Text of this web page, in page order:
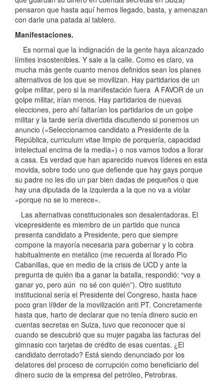
pensaron que hasta aquí hemos llegado, basta, y amenazan
con darle una patada al tablero.
Manifestaciones.
Es normal que la indignación de la gente haya alcanzado
límites insostenibles. Y sale a la calle. Como es claro, va
mucha más gente cuanto menos definidos sean los planes
alternativos de los que se movilizan. Hay partidarios de un
golpe militar, pero si la manifestación fuera A FAVOR de un
golpe militar, irían menos. Hay partidarios de nuevas
elecciones, pero ahí faltarían los partidarios de un golpe
militar y la tarde sería divertida discutiendo si ponemos un
anuncio («Seleccionamos candidato a Presidente de la
República, curriculum vitae limpio de porquería, capacidad
intelectual encima de la media») o nos vamos todos a llorar
a casa. Es verdad que han aparecido nuevos líderes en esta
movida, sobre todo uno que defiende que hay gays porque
su padre no les dio un par bien dadas de pequeños o que
hay una diputada de la izquierda a la que no va a violar
«porque no se lo merece».
Las alternativas constitucionales son desalentadoras. El
vicepresidente es miembro de un partido que nunca
presenta candidato a Presidente, pero que siempre
compone la mayoría necesaria para gobernar y lo cobra
habitualmente en metálico (me recuerda al llorado Pìo
Cabanillas, que en medio de la crisis de UCD y ante la
pregunta de quién iba a ganar la batalla, respondió: “voy a
ganar yo, pero aún no sé con quién”). Otro sustituto
institucional sería el Presidente del Congreso, hasta hace
poco gran lí9der de la movilización anti PT. Concretamente
hasta que, harto de declarar que no tenía dinero sucio en
cuentas secretas en Suiza, tuvo que reconocer que si
cuando se descubrió que su mujer pagaba las facturas del
gimnasio con tarjetas de crédito de esas cuentas. ¿El
candidato derrotado? Está siendo denunciado por los
delatores del proceso de corrupción como beneficiario del
dinero sucio de la empresa del petróleo, Petrobras.